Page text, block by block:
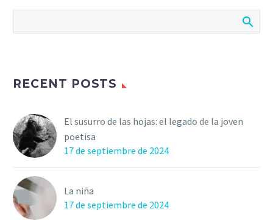
RECENT POSTS
El susurro de las hojas: el legado de la joven
poetisa
17 de septiembre de 2024
La niña
17 de septiembre de 2024